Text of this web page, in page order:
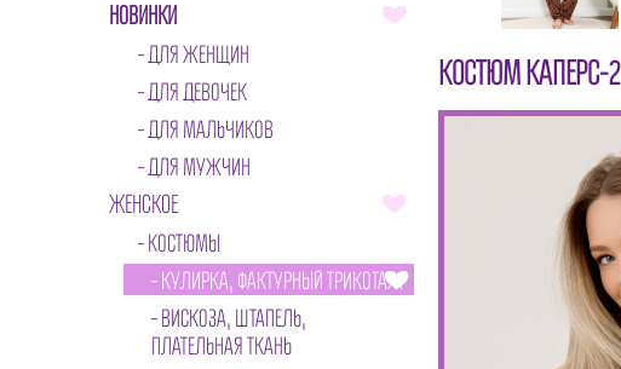
НОВИНКИ
ДЛЯ ЖЕНЩИН
ДЛЯ ДЕВОЧЕК
ДЛЯ МАЛЬЧИКОВ
ДЛЯ МУЖЧИН
ЖЕНСКОЕ
КОСТЮМЫ
КУЛИРКА, ФАКТУРНЫЙ ТРИКОТАЖ
ВИСКОЗА, ШТАПЕЛЬ,
ПЛАТЕЛЬНАЯ ТКАНЬ
КОСТЮМ КАПЕРС-2